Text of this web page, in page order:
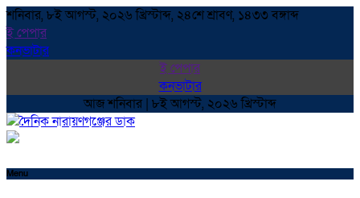
শনিবার, ৮ই আগস্ট, ২০২৬ খ্রিস্টাব্দ, ২৪শে শ্রাবণ, ১৪৩৩ বঙ্গাব্দ
ই পেপার
কনভাটার
ই পেপার
কনভাটার
আজ শনিবার | ৮ই আগস্ট, ২০২৬ খ্রিস্টাব্দ
Menu